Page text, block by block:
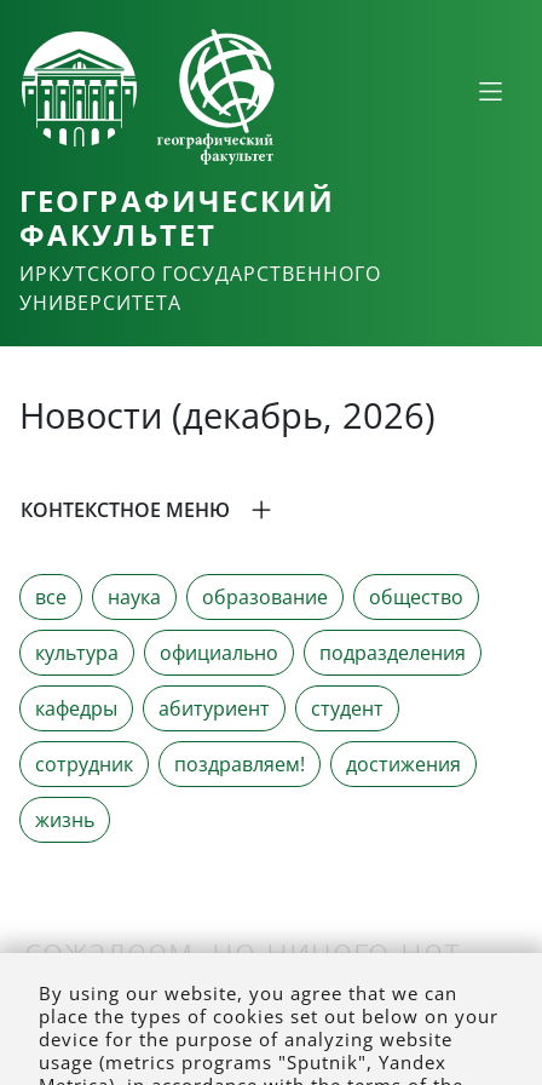
ГЕОГРАФИЧЕСКИЙ
ФАКУЛЬТЕТ
ИРКУТСКОГО ГОСУДАРСТВЕННОГО
УНИВЕРСИТЕТА
Новости (декабрь, 2026)
КОНТЕКСТНОЕ МЕНЮ
все наука образование общество
культура официально подразделения
кафедры абитуриент студент
сотрудник поздравляем! достижения
жизнь
сожалеем, но ничего нет
(на выбранное время)
By using our website, you agree that we can
place the types of cookies set out below on your
device for the purpose of analyzing website
usage (metrics programs "Sputnik", Yandex